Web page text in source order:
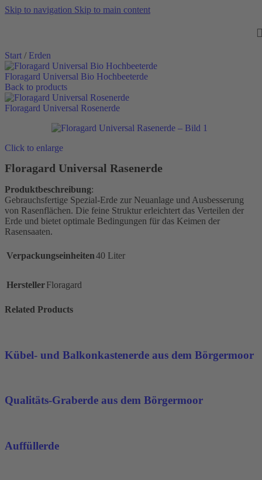
Skip to navigation Skip to main content
Start / Erden
Floragard Universal Bio Hochbeeterde
Back to products
Floragard Universal Rosenerde
Click to enlarge
Floragard Universal Rasenerde
Produktbeschreibung:
Gebrauchsfertige Spezial-Erde zur Neuanlage und Ausbesserung
von Rasenflächen. Die feine Struktur erleichtert das Verteilen der
Erde und bietet optimale Bedingungen für das Keimen der
Rasensaaten.
Verpackungseinheiten40 Liter
HerstellerFloragard
Related Products
Kübel- und Balkonkastenerde aus dem Börgermoor
Qualitäts-Graberde aus dem Börgermoor
Auffüllerde